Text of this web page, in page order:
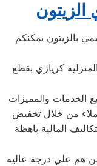
بالزيتون يمكنكم
كريازي بقطع
الخدمات والمميزات
من خلال تخفيض
المالية باهظة
هم علي درجة عاليه